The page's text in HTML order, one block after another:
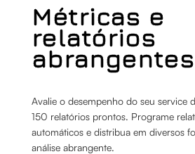
Métricas e
relatórios
abrangentes
Avalie o desempenho do seu service
150 relatórios prontos. Programe
automáticos e distribua em diversos
análise abrangente.